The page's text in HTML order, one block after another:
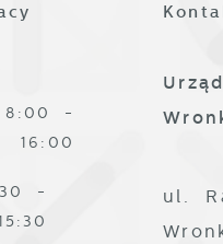
8:00 -
16:00
-
ul.